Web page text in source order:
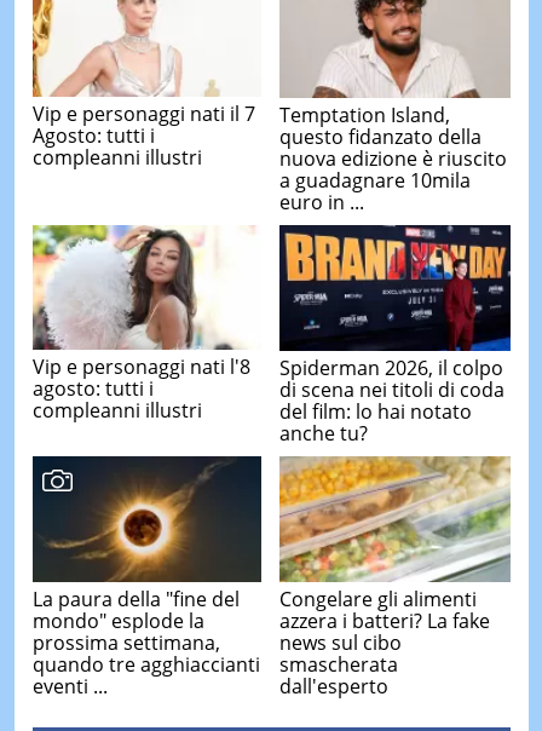
Vip e personaggi nati il 7
Agosto: tutti i
compleanni illustri
Temptation Island,
questo fidanzato della
nuova edizione è riuscito
a guadagnare 10mila
euro in ...
Vip e personaggi nati l'8
agosto: tutti i
compleanni illustri
Spiderman 2026, il colpo
di scena nei titoli di coda
del film: lo hai notato
anche tu?
La paura della "fine del
mondo" esplode la
prossima settimana,
quando tre agghiaccianti
eventi ...
Congelare gli alimenti
azzera i batteri? La fake
news sul cibo
smascherata
dall'esperto